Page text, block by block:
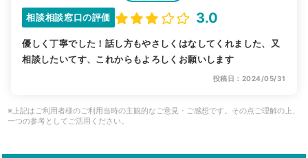
相談相談窓口の評価 3.0
優しく丁寧でした！話し方もやさしくはなしてくれました、又
相談したいてす、これからもよろしくお願いします
投稿日：2024/05/31
※上記はご利用者様のご利用当時の主観的なご意見・ご感想です。その点ご理解の上、
一つの参考としてご活用ください。